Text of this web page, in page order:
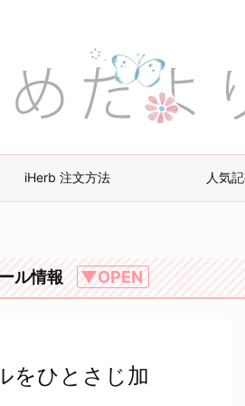
iHerb 注文方法 人気
ル情報 ▼OPEN
をひとさじ加